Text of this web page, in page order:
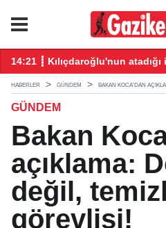
14:21 ┋ Kılıçdaroğlu'nun
HABERLER GÜNDEM BAKAN KOCA'DAN
GÜNDEM
Bakan
açıklama:
değil,
görevlisi!